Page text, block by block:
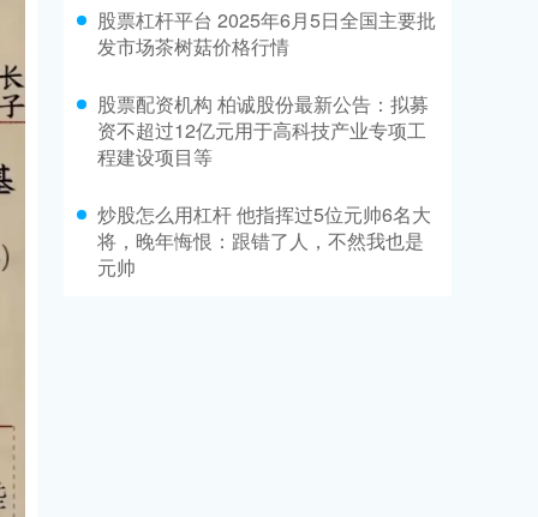
股票杠杆平台 2025年6月5日全国主要批
发市场茶树菇价格行情
股票配资机构 柏诚股份最新公告：拟募
资不超过12亿元用于高科技产业专项工
程建设项目等
炒股怎么用杠杆 他指挥过5位元帅6名大
将，晚年悔恨：跟错了人，不然我也是
元帅